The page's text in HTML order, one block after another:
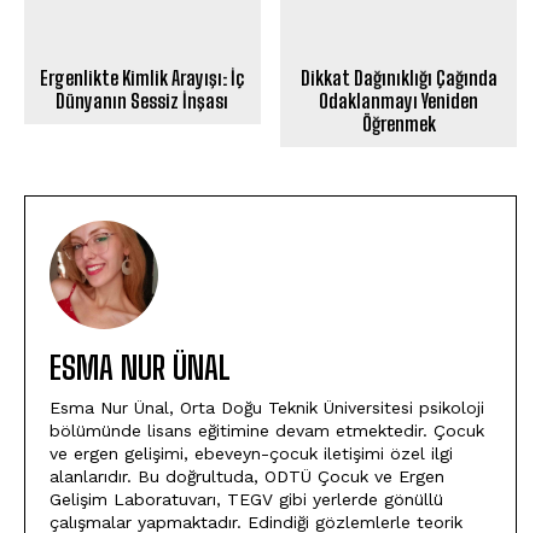
Ergenlikte Kimlik Arayışı: İç
Dünyanın Sessiz İnşası
Dikkat Dağınıklığı Çağında
Odaklanmayı Yeniden
Öğrenmek
ESMA NUR ÜNAL
Esma Nur Ünal, Orta Doğu Teknik Üniversitesi psikoloji
bölümünde lisans eğitimine devam etmektedir. Çocuk
ve ergen gelişimi, ebeveyn-çocuk iletişimi özel ilgi
alanlarıdır. Bu doğrultuda, ODTÜ Çocuk ve Ergen
Gelişim Laboratuvarı, TEGV gibi yerlerde gönüllü
çalışmalar yapmaktadır. Edindiği gözlemlerle teorik